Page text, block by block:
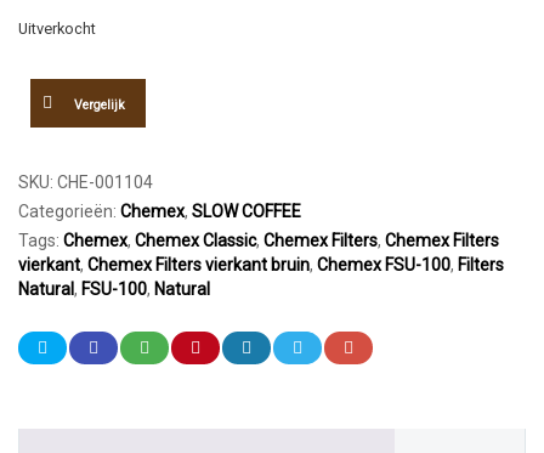
Uitverkocht
Vergelijk
SKU: CHE-001104
Categorieën: Chemex, SLOW COFFEE
Tags: Chemex, Chemex Classic, Chemex Filters, Chemex Filters
vierkant, Chemex Filters vierkant bruin, Chemex FSU-100, Filters
Natural, FSU-100, Natural